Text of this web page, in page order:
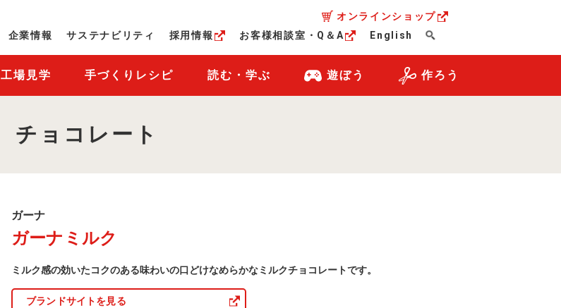
オンラインショップ
企業情報
サステナビリティ 採用情報 お客様相談室・Q＆A English
工場見学 手づくりレシピ 読む・学ぶ 遊ぼう 作ろう
チョコレート
ガ
ナ
商
一
ガーナ
ガーナミルク
ミルク感の効いたコクのある味わいの口どけなめらかなミルクチョコレートです。
ブランドサイトを見る